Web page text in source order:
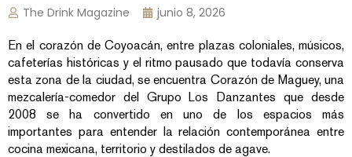
The Drink Magazine junio 8, 2026
En el corazón de Coyoacán, entre plazas coloniales, músicos,
cafeterías históricas y el ritmo pausado que todavía conserva
esta zona de la ciudad, se encuentra Corazón de Maguey, una
mezcalería-comedor del Grupo Los Danzantes que desde
2008 se ha convertido en uno de los espacios más
importantes para entender la relación contemporánea entre
cocina mexicana, territorio y destilados de agave.